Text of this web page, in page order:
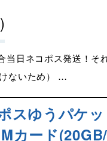
当日ネコポス発送！
ないため） …
スゆうパケ
カード